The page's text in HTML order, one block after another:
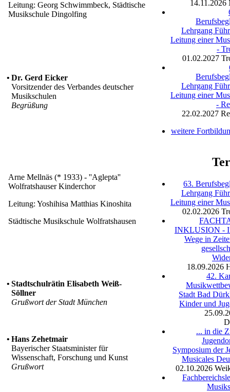
Leitung: Georg Schwimmbeck, Städtische
Musikschule Dingolfing
• Dr. Gerd Eicker
Vorsitzender des Verbandes deutscher
Musikschulen
Begrüßung
Arne Mellnäs (* 1933) - ''Aglepta''
Wolfratshauser Kinderchor
Leitung: Yoshihisa Matthias Kinoshita
Städtische Musikschule Wolfratshausen
• Stadtschulrätin Elisabeth Weiß-
Söllner
Grußwort der Stadt München
• Hans Zehetmair
Bayerischer Staatsminister für
Wissenschaft, Forschung und Kunst
Grußwort
14.11.2026
Lehrgang
Leitung einer
-
01.02.2027
Lehrgang
Leitung einer
-
22.02.2027
weitere
63.
Lehrgang
Leitung einer
02.02.2026
INKLUSION -
Wege in
18.09.2026
42.
Stadt Bad
Kinder und
... in die
Symposium der
Musicales
02.10.2026